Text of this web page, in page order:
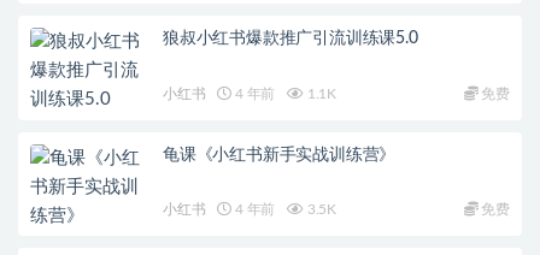
狼叔小红书爆款推广引流训练课5.0
小红书 4 年前 1.1K 免费
龟课《小红书新手实战训练营》
小红书 4 年前 3.5K 免费